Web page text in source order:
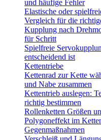
und häufige Fehler
Elastische oder
Vergleich für die
Kupplung nach
für Schritt
Spielfreie
entscheidend ist
Kettentriebe
Kettenrad zur Kette
und Nabe zusammen
Kettentrieb auslegen:
richtig bestimmen
Rollenketten Größen
Polygoneffekt im
Gegenmaßnahmen